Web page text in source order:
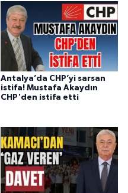
Antalya’da CHP’yi sarsan
istifa! Mustafa Akaydın
CHP'den istifa etti